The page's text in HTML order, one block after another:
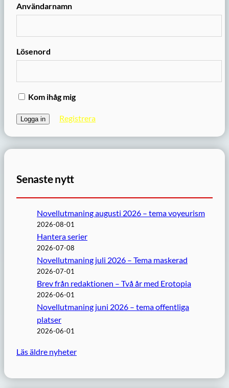
Användarnamn
Lösenord
Kom ihåg mig
Registrera
Senaste nytt
Novellutmaning augusti 2026 – tema voyeurism
2026-08-01
Hantera serier
2026-07-08
Novellutmaning juli 2026 – Tema maskerad
2026-07-01
Brev från redaktionen – Två år med Erotopia
2026-06-01
Novellutmaning juni 2026 – tema offentliga
platser
2026-06-01
Läs äldre nyheter